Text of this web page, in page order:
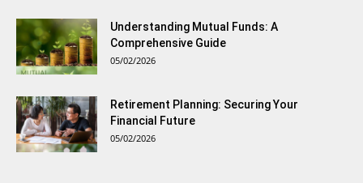
Understanding Mutual Funds: A
Comprehensive Guide
05/02/2026
Retirement Planning: Securing Your
Financial Future
05/02/2026